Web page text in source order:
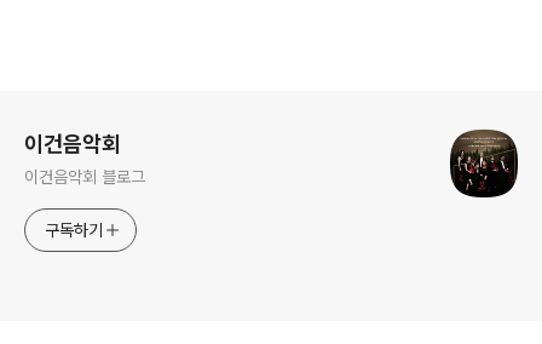
이건음악회
이건음악회 블로그
구독하기